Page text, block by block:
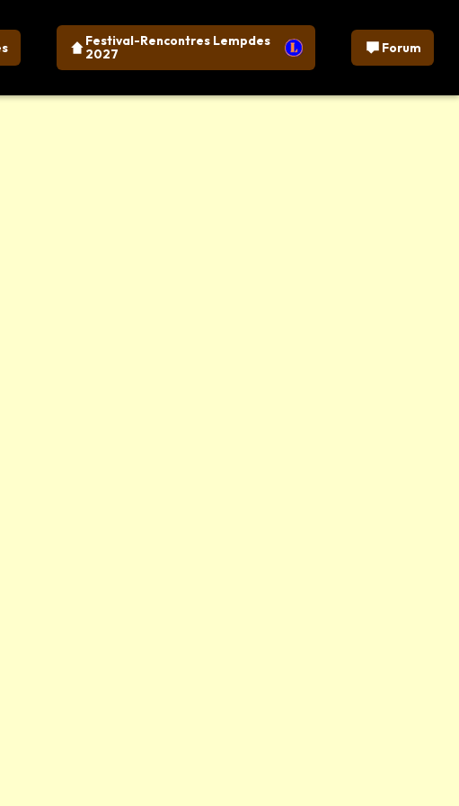
Festival-Rencontres Lempdes
2027
Forum